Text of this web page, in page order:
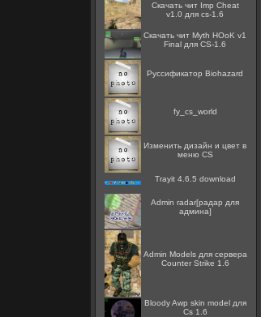
Скачать чит Imp Cheat
v1.0 для cs-1.6
Скачать чит Myth HОоK v1
Final для CS-1.6
Руссификатор Biohazard
fy_cs_world
Изменить дизайн и цвет в
меню CS
Trayit 4.6.5 download
Admin radar[радар для
админа]
Admin Models для сервера
Counter Strike 1.6
Bloody Awp skin model для
Cs 1.6